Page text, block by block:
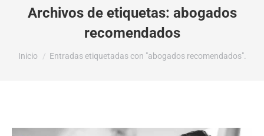
Archivos de etiquetas: abogados
recomendados
Estás aquí:
Inicio Entradas etiquetadas con "abogados recomendados".